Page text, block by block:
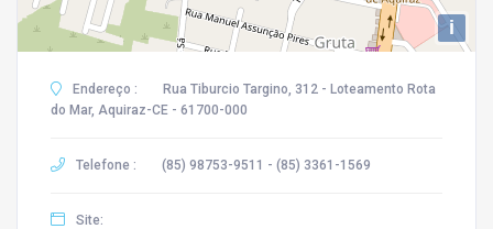
i
Endereço :
Rua Tiburcio Targino, 312 - Loteamento Rota
do Mar, Aquiraz-CE - 61700-000
Telefone : (85) 98753-9511 - (85) 3361-1569
Site: